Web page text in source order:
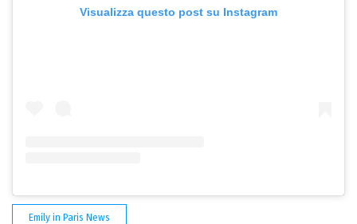
Visualizza questo post su Instagram
Emily in Paris News